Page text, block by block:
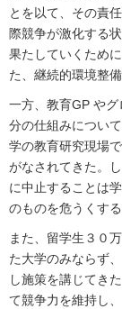
とを以て、その責
際競争が激化する
果たしていくため
た、継続的環境整
一方、教育GP や
分の仕組みについ
学の教育研究現場
がなされてきた。
に中止することは
のものを危うくする
また、留学生３０
た大学のみならず
し施策を講じてき
て競争力を維持し